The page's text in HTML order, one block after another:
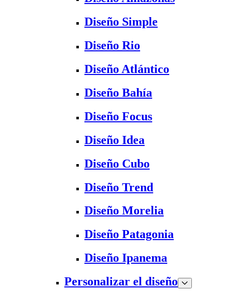
Diseño Simple
Diseño Rio
Diseño Atlántico
Diseño Bahía
Diseño Focus
Diseño Idea
Diseño Cubo
Diseño Trend
Diseño Morelia
Diseño Patagonia
Diseño Ipanema
Personalizar el diseño